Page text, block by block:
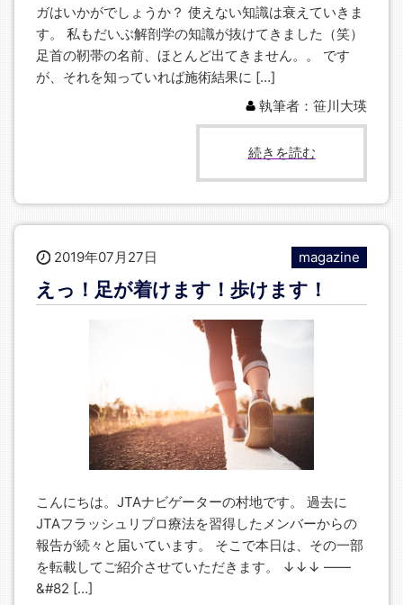
ガはいかがでしょうか？ 使えない知識は衰えていきま
す。 私もだいぶ解剖学の知識が抜けてきました（笑）
足首の靭帯の名前、ほとんど出てきません。。 です
が、それを知っていれば施術結果に […]
執筆者：笹川大瑛
続きを読む
2019年07月27日 magazine
えっ！足が着けます！歩けます！
こんにちは。JTAナビゲーターの村地です。 過去に
JTAフラッシュリプロ療法を習得したメンバーからの
報告が続々と届いています。 そこで本日は、その一部
を転載してご紹介させていただきます。 ↓↓↓ ——
&#82 […]